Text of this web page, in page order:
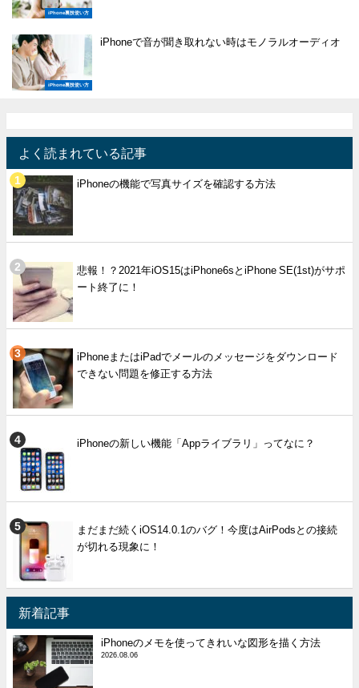
iPhone裏技使い方
iPhone裏技使い方
iPhoneで音が聞き取れない時はモノラルオーディオ
よく読まれている記事
iPhoneの機能で写真サイズを確認する方法
悲報！？2021年iOS15はiPhone6sとiPhone SE(1st)がサポ
ート終了に！
iPhoneまたはiPadでメールのメッセージをダウンロード
できない問題を修正する方法
iPhoneの新しい機能「Appライブラリ」ってなに？
まだまだ続くiOS14.0.1のバグ！今度はAirPodsとの接続
が切れる現象に！
新着記事
iPhoneのメモを使ってきれいな図形を描く方法
2026.08.06